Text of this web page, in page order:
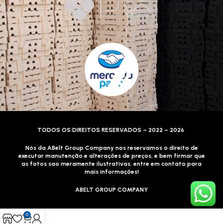
TODOS OS DIREITOS RESERVADOS – 2022 – 2026
Nós da ABelt Group Company nos reservamos o direito de
executar manutenção e alterações de preços, e bem firmar que
as fotos sao meramente ilustrativas, entre em contato para
mais informações!
ABELT GROUP COMPANY
0